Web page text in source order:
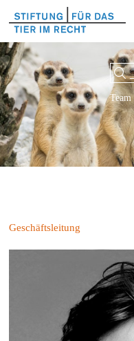
Team
Geschäftsleitung